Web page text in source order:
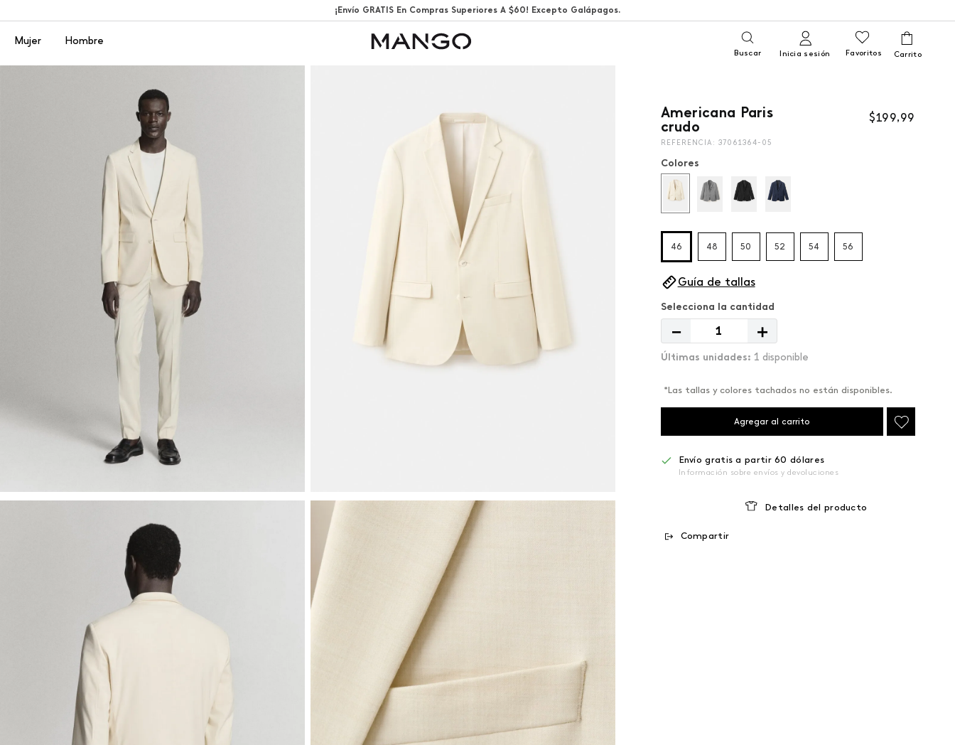
¡Envío GRATIS En Compras Superiores A $60! Excepto Galápagos.
Menú
Mujer Hombre
Buscar Inicia sesión Favoritos
Americana Paris
crudo
$199,99
REFERENCIA : 37061364-05
Colores
46 48 50 52 54 56
Guía de tallas
＋
－
1 disponible
*Las tallas y colores tachados no están disponibles.
Agregar al carrito
Envío gratis a partir 60 dólares
Información sobre envíos y devoluciones
Detalles del producto
Compartir